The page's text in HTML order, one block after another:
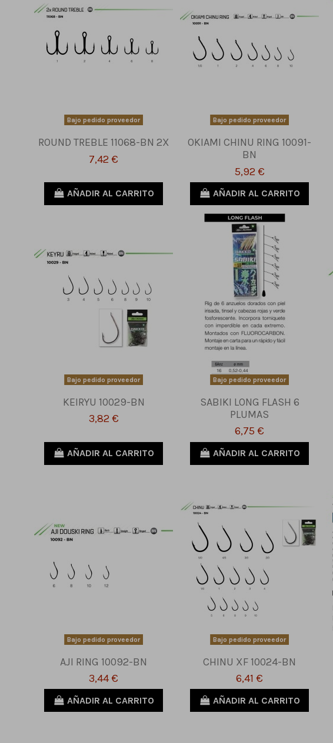
Bajo pedido proveedor
ROUND TREBLE 11068-BN 2X
7,42 €
AÑADIR AL CARRITO
Bajo pedido proveedor
OKIAMI CHINU RING 10091-
BN
5,92 €
AÑADIR AL CARRITO
Bajo pedido proveedor
KEIRYU 10029-BN
3,82 €
AÑADIR AL CARRITO
Bajo pedido proveedor
SABIKI LONG FLASH 6
PLUMAS
6,75 €
AÑADIR AL CARRITO
Bajo pedido proveedor
AJI RING 10092-BN
3,44 €
AÑADIR AL CARRITO
Bajo pedido proveedor
CHINU XF 10024-BN
6,41 €
AÑADIR AL CARRITO